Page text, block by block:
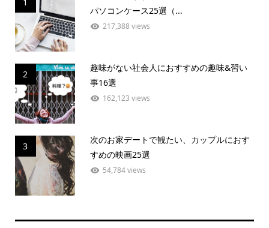
パソコンケース25選（...
217,388 views
2
趣味がない社会人におすすめの趣味&習い
事16選
162,123 views
3
次のお家デートで観たい、カップルにおす
すめの映画25選
54,784 views